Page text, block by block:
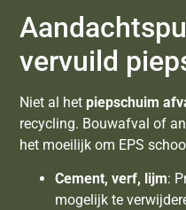
vervuild
Niet al het piepschuim
recycling. Bouwafval of
het moeilijk om EPS
Cement, verf, lijm:
mogelijk te